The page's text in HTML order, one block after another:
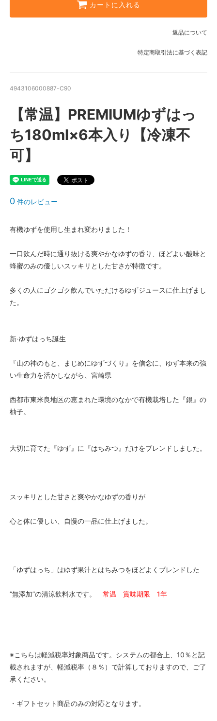
カートに入れる
返品について
特定商取引法に基づく表記
4943106000887-C90
【常温】PREMIUMゆずはっ
ち180ml×6本入り【冷凍不
可】
0 件のレビュー
有機ゆずを使用し生まれ変わりました！
一口飲んだ時に通り抜ける爽やかなゆずの香り、ほどよい酸味と
蜂蜜のみの優しいスッキリとした甘さが特徴です。
多くの人にゴクゴク飲んでいただけるゆずジュースに仕上げまし
た。
新·ゆずはっち誕生
『山の神のもと、まじめにゆずづくり』を信念に、ゆず本来の強
い生命力を活かしながら、宮崎県
西都市東米良地区の恵まれた環境のなかで有機栽培した『銀』の
柚子。
大切に育てた『ゆず』に『はちみつ』だけをブレンドしました。
スッキリとした甘さと爽やかなゆずの香りが
心と体に優しい、自慢の一品に仕上げました。
「ゆずはっち」はゆず果汁とはちみつをほどよくブレンドした
”無添加”の清涼飲料水です。 常温 賞味期限 1年
※こちらは軽減税率対象商品です。システムの都合上、10％と記
載されますが、軽減税率（８％）で計算しておりますので、ご了
承ください。
・ギフトセット商品のみの対応となります。